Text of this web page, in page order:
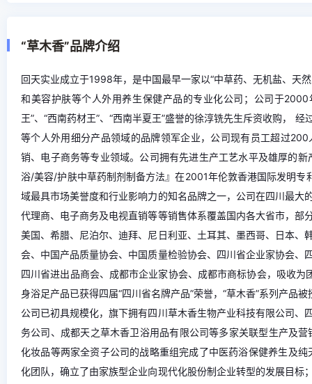
“草木香”品牌介绍
回天实业成立于1998年，是中国最早一家以“中草药、无机盐、天
和美容护肤等个人外用养生保健产品的专业化公司；公司于
王”、“西南药材王”、“西南半夏王”盛誉的徐淳铣先生斥资收购，
等个人外用细分产品领域的品牌领军企业，公司现有员工超过
销、电子商务等专业领域。公司拥有先进生产工艺水平及雄厚的
浴/美容/护肤中草药制剂制备方法』在2001年伦敦香港国际发明专
域最具市场美誉度和行业影响力的知名品牌之一，公司在四川最
代理商、电子商务及电视直销等等销售体系覆盖国内各大省市，
美国、希腊、尼泊尔、迪拜、尼日利亚、土耳其、墨西哥、日本
会、中国产品质量协会、中国质量检验协会、四川省企业家协会
四川省进出品商会、成都市企业家协会、成都市商标协会，吸收
身浴足产品已获得四届“四川省名牌产品”荣誉，“草木香”系列产品
公司已初具规模化，旗下拥有四川草木香生物产业科技有限公司
务公司、成都天之草木香卫浴用品有限公司等多家关联型生产及
化妆品等两家全资子公司的战略重组完成了中医药浴保健养生及
化团队，确立了由家族型企业向现代化股份制企业转型的发展目